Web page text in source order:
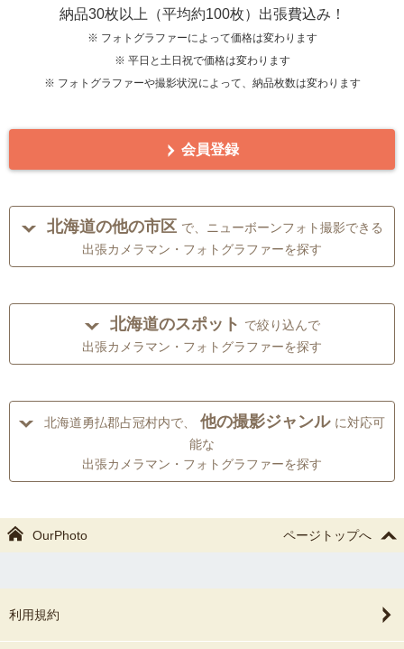
納品30枚以上（平均約100枚）出張費込み！
※ フォトグラファーによって価格は変わります
※ 平日と土日祝で価格は変わります
※ フォトグラファーや撮影状況によって、納品枚数は変わります
会員登録
北海道の他の市区 で、ニューボーンフォト撮影できる
出張カメラマン・フォトグラファーを探す
北海道のスポット で絞り込んで
出張カメラマン・フォトグラファーを探す
北海道勇払郡占冠村内で、 他の撮影ジャンル に対応可
能な
出張カメラマン・フォトグラファーを探す
OurPhoto ページトップへ
利用規約